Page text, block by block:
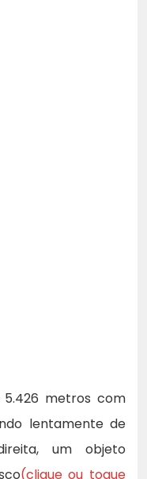
metros com
lentamente de
um objeto
(clique ou toque